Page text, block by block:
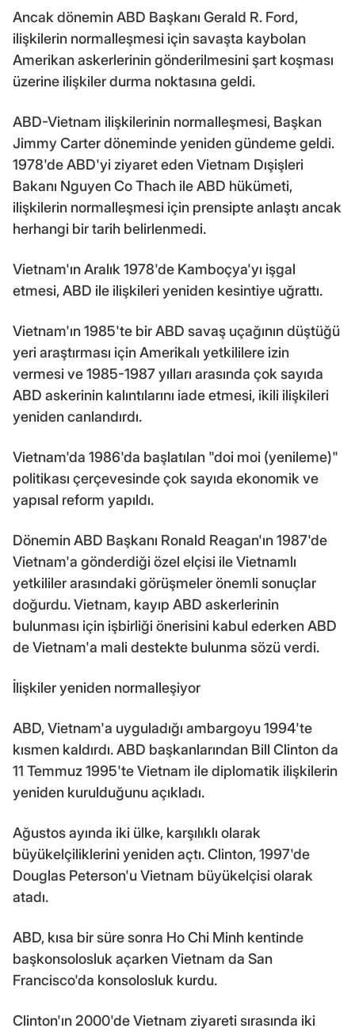
Ancak dönemin ABD Başkanı Gerald R. Ford,
ilişkilerin normalleşmesi için savaşta kaybolan
Amerikan askerlerinin gönderilmesini şart koşması
üzerine ilişkiler durma noktasına geldi.
ABD-Vietnam ilişkilerinin normalleşmesi, Başkan
Jimmy Carter döneminde yeniden gündeme geldi.
1978'de ABD'yi ziyaret eden Vietnam Dışişleri
Bakanı Nguyen Co Thach ile ABD hükümeti,
ilişkilerin normalleşmesi için prensipte anlaştı ancak
herhangi bir tarih belirlenmedi.
Vietnam'ın Aralık 1978'de Kamboçya'yı işgal
etmesi, ABD ile ilişkileri yeniden kesintiye uğrattı.
Vietnam'ın 1985'te bir ABD savaş uçağının düştüğü
yeri araştırması için Amerikalı yetkililere izin
vermesi ve 1985-1987 yılları arasında çok sayıda
ABD askerinin kalıntılarını iade etmesi, ikili ilişkileri
yeniden canlandırdı.
Vietnam'da 1986'da başlatılan "doi moi (yenileme)"
politikası çerçevesinde çok sayıda ekonomik ve
yapısal reform yapıldı.
Dönemin ABD Başkanı Ronald Reagan'ın 1987'de
Vietnam'a gönderdiği özel elçisi ile Vietnamlı
yetkililer arasındaki görüşmeler önemli sonuçlar
doğurdu. Vietnam, kayıp ABD askerlerinin
bulunması için işbirliği önerisini kabul ederken ABD
de Vietnam'a mali destekte bulunma sözü verdi.
İlişkiler yeniden normalleşiyor
ABD, Vietnam'a uyguladığı ambargoyu 1994'te
kısmen kaldırdı. ABD başkanlarından Bill Clinton da
11 Temmuz 1995'te Vietnam ile diplomatik ilişkilerin
yeniden kurulduğunu açıkladı.
Ağustos ayında iki ülke, karşılıklı olarak
büyükelçiliklerini yeniden açtı. Clinton, 1997'de
Douglas Peterson'u Vietnam büyükelçisi olarak
atadı.
ABD, kısa bir süre sonra Ho Chi Minh kentinde
başkonsolosluk açarken Vietnam da San
Francisco'da konsolosluk kurdu.
Clinton'ın 2000'de Vietnam ziyareti sırasında iki